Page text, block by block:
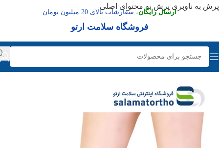
پرش به ناوبری پرش به محتوای اصلی
ارسال رایگان، سفارشات بالای 20 میلیون تومان
فروشگاه سلامت ارتو